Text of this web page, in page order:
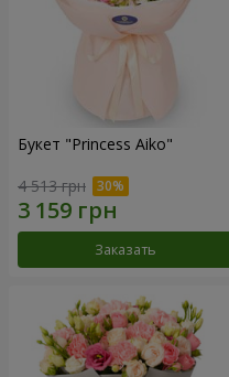
Букет "Princess Aiko"
4 513 грн
Заказать